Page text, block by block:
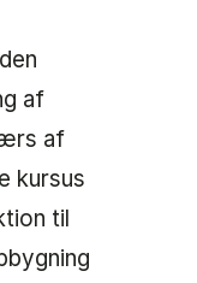
af
af
kursus
til